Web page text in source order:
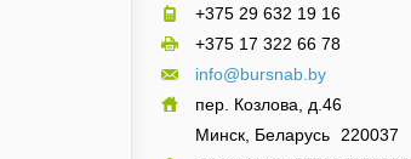
+375 29 632 19 16
+375 17 322 66 78
info@bursnab.by
пер. Козлова, д.46
Минск, Беларусь 220037